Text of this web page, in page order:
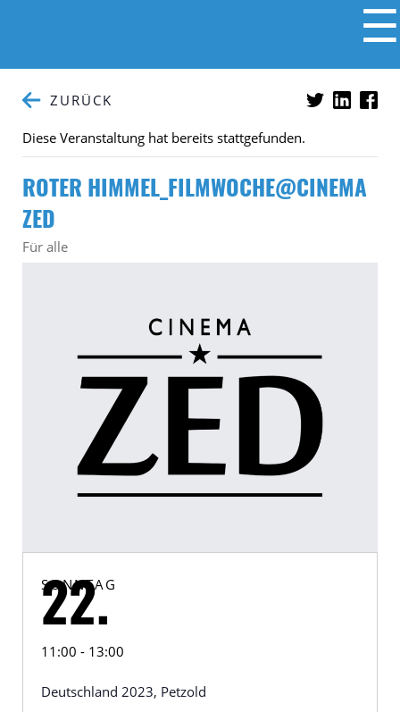
☰
ZURÜCK
Diese Veranstaltung hat bereits stattgefunden.
ROTER HIMMEL_FILMWOCHE@CINEMA
ZED
Für alle
SONNTAG
22.
11:00 - 13:00
Deutschland 2023, Petzold